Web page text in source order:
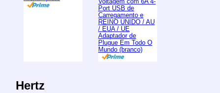
Port USB de
Carregamento e
REINO UNIDO / AU
/ EUA / UE
Adaptador de
Plugue Em Todo O
Mundo (branco)
Hertz